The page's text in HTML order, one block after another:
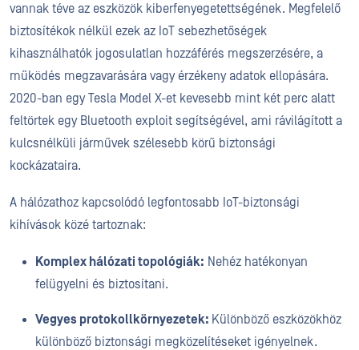
vannak téve az eszközök kiberfenyegetettségének. Megfelelő
biztosítékok nélkül ezek az IoT sebezhetőségek
kihasználhatók jogosulatlan hozzáférés megszerzésére, a
működés megzavarására vagy érzékeny adatok ellopására.
2020-ban egy Tesla Model X-et kevesebb mint két perc alatt
feltörtek egy Bluetooth exploit segítségével, ami rávilágított a
kulcsnélküli járművek szélesebb körű biztonsági
kockázataira.
A hálózathoz kapcsolódó legfontosabb IoT-biztonsági
kihívások közé tartoznak:
Komplex hálózati topológiák: Nehéz hatékonyan
felügyelni és biztosítani.
Vegyes protokollkörnyezetek: Különböző eszközökhöz
különböző biztonsági megközelítéseket igényelnek.